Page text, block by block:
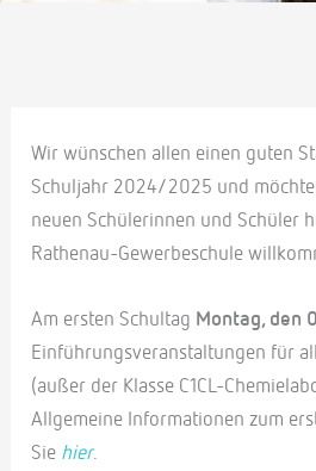
Wir wünschen allen einen guten
Schuljahr 2024/2025 und
neuen Schülerinnen und Schüler
Rathenau-Gewerbeschule
Am ersten Schultag Montag, den
Einführungsveranstaltungen für
(außer der Klasse C1CL-
Allgemeine Informationen zum
Sie hier.